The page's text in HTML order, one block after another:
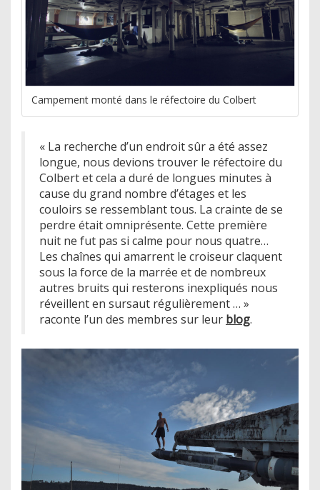
Campement monté dans le réfectoire du Colbert
« La recherche d’un endroit sûr a été assez
longue, nous devions trouver le réfectoire du
Colbert et cela a duré de longues minutes à
cause du grand nombre d’étages et les
couloirs se ressemblant tous. La crainte de se
perdre était omniprésente. Cette première
nuit ne fut pas si calme pour nous quatre…
Les chaînes qui amarrent le croiseur claquent
sous la force de la marrée et de nombreux
autres bruits qui resterons inexpliqués nous
réveillent en sursaut régulièrement … »
raconte l’un des membres sur leur blog.